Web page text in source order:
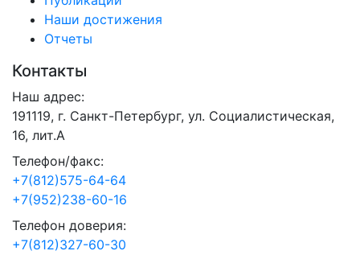
Наши достижения
Отчеты
Контакты
Наш адрес:
191119, г. Санкт-Петербург, ул. Социалистическая,
16, лит.А
Телефон/факс:
+7(812)575-64-64
+7(952)238-60-16
Телефон доверия:
+7(812)327-60-30